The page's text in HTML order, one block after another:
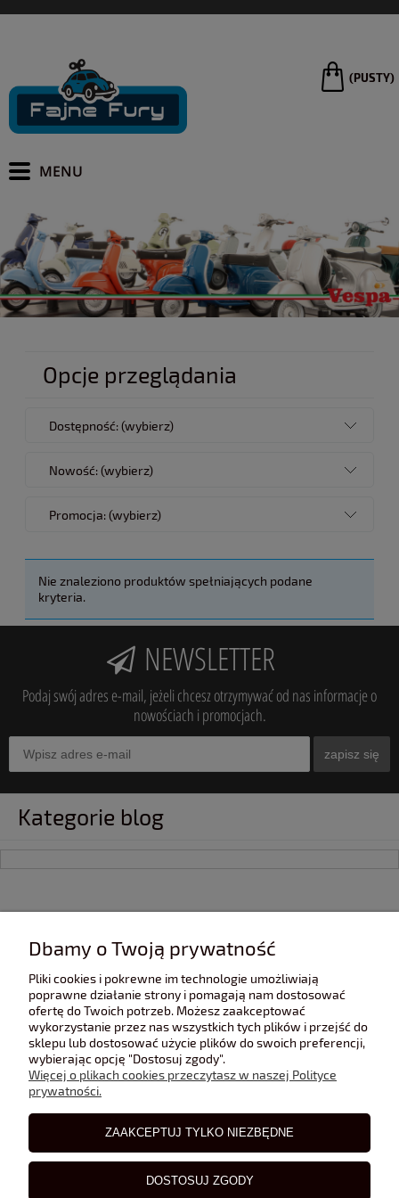
(PUSTY)
Opcje przeglądania
Dostępność: (wybierz)
Nowość: (wybierz)
Promocja: (wybierz)
Nie znaleziono produktów spełniających podane
kryteria.
NEWSLETTER
Podaj swój adres e-mail, jeżeli chcesz otrzymywać od nas informacje o
nowościach i promocjach.
zapisz się
Kategorie blog
POMOC
POLECANE STRONY
BLOG
Dbamy o Twoją prywatność
Pliki cookies i pokrewne im technologie umożliwiają
poprawne działanie strony i pomagają nam dostosować
ofertę do Twoich potrzeb. Możesz zaakceptować
wykorzystanie przez nas wszystkich tych plików i przejść do
sklepu lub dostosować użycie plików do swoich preferencji,
wybierając opcję "Dostosuj zgody".
Więcej o plikach cookies przeczytasz w naszej Polityce
prywatności.
ZAAKCEPTUJ TYLKO NIEZBĘDNE
DOSTOSUJ ZGODY